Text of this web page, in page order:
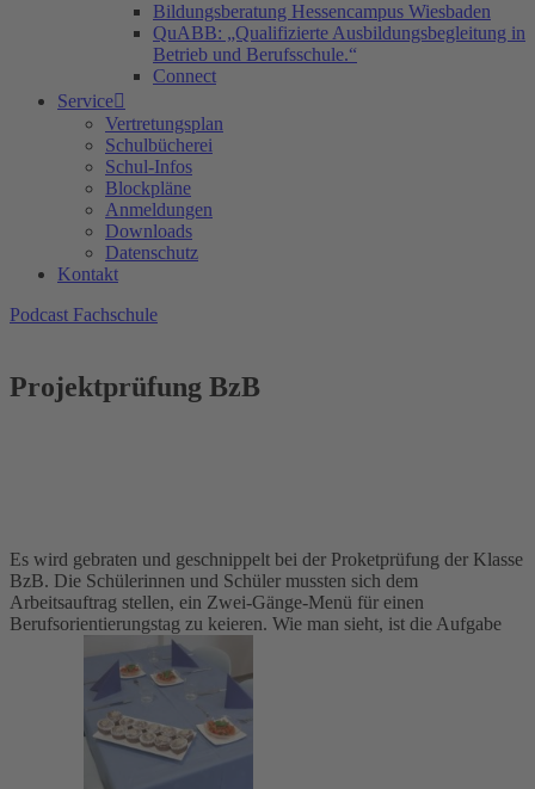
Bildungsberatung Hessencampus Wiesbaden
QuABB: „Qualifizierte Ausbildungsbegleitung in
Betrieb und Berufsschule.“
Connect
Service
Vertretungsplan
Schulbücherei
Schul-Infos
Blockpläne
Anmeldungen
Downloads
Datenschutz
Kontakt
Podcast Fachschule
Projektprüfung BzB
Es wird gebraten und geschnippelt bei der Proketprüfung der Klasse
BzB. Die Schülerinnen und Schüler mussten sich dem
Arbeitsauftrag stellen, ein Zwei-Gänge-Menü für einen
Berufsorientierungstag zu keieren. Wie man sieht, ist die Aufgabe